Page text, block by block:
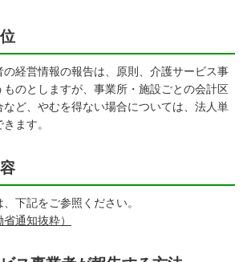
経営情報の報告は、原則、介護サービス事
のとしますが、事業所・施設ごとの会計区
ど、やむを得ない場合については、法人単
ます。
下記をご参照ください。
通知抜粋）